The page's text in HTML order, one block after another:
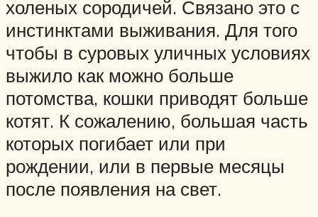
холеных сородичей. Связано это с
инстинктами выживания. Для того
чтобы в суровых уличных условиях
выжило как можно больше
потомства, кошки приводят больше
котят. К сожалению, большая часть
которых погибает или при
рождении, или в первые месяцы
после появления на свет.